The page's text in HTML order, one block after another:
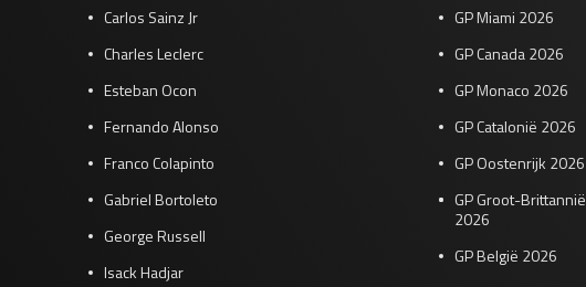
Carlos Sainz Jr
Charles Leclerc
Esteban Ocon
Fernando Alonso
Franco Colapinto
Gabriel Bortoleto
George Russell
Isack Hadjar
GP Miami 2026
GP Canada 2026
GP Monaco 2026
GP Catalonië 2026
GP Oostenrijk 2026
GP Groot-Brittannië
2026
GP België 2026